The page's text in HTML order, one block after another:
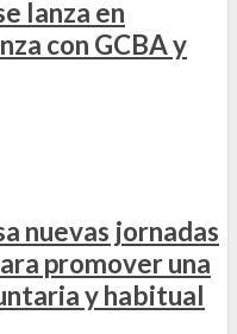
lanza en
con GCBA y
nuevas jornadas
promover una
y habitual